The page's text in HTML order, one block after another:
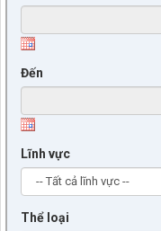
Đến
Lĩnh vực
Thể loại